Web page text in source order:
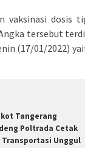
vaksinasi dosis
tersebut
(17/01/2022)
Tangerang
Poltrada Cetak
Transportasi Unggul